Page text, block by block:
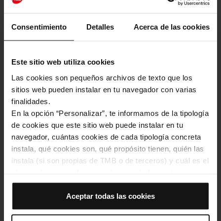
Consentimiento Detalles Acerca de las cookies
Este sitio web utiliza cookies
Las cookies son pequeños archivos de texto que los
sitios web pueden instalar en tu navegador con varias
finalidades.
En la opción “Personalizar”, te informamos de la tipología
de cookies que este sitio web puede instalar en tu
navegador, cuántas cookies de cada tipología concreta
instala, qué cookies son, qué propósito tienen, quién las
instala (si son propias de TMB o de terceros) y cuál es el
navegador. Si el panel de cookies muestra (0), significa
que no instala ninguna cookie de esta tipología.
Si eliges la opción “Aceptar todas las cookies”, permites
Aceptar todas las cookies
El projecte cultural de TMB, protagonista al programa Via 15 de La
En xarxa
Imatge